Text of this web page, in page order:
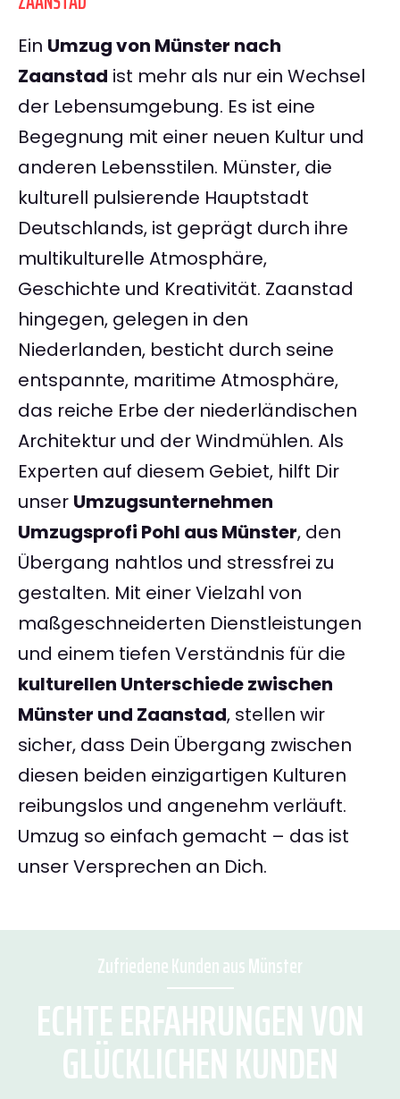
Ein Umzug von Münster nach
Zaanstad ist mehr als nur ein Wechsel
der Lebensumgebung. Es ist eine
Begegnung mit einer neuen Kultur und
anderen Lebensstilen. Münster, die
kulturell pulsierende Hauptstadt
Deutschlands, ist geprägt durch ihre
multikulturelle Atmosphäre,
Geschichte und Kreativität. Zaanstad
hingegen, gelegen in den
Niederlanden, besticht durch seine
entspannte, maritime Atmosphäre,
das reiche Erbe der niederländischen
Architektur und der Windmühlen. Als
Experten auf diesem Gebiet, hilft Dir
unser Umzugsunternehmen
Umzugsprofi Pohl aus Münster, den
Übergang nahtlos und stressfrei zu
gestalten. Mit einer Vielzahl von
maßgeschneiderten Dienstleistungen
und einem tiefen Verständnis für die
kulturellen Unterschiede zwischen
Münster und Zaanstad, stellen wir
sicher, dass Dein Übergang zwischen
diesen beiden einzigartigen Kulturen
reibungslos und angenehm verläuft.
Umzug so einfach gemacht – das ist
unser Versprechen an Dich.
Zufriedene Kunden aus Münster
ECHTE ERFAHRUNGEN VON
GLÜCKLICHEN KUNDEN